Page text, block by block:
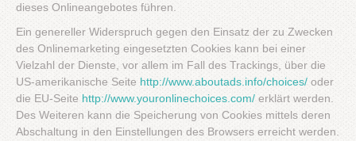
dieses Onlineangebotes führen.
Ein genereller Widerspruch gegen den Einsatz der zu Zwecken
des Onlinemarketing eingesetzten Cookies kann bei einer
Vielzahl der Dienste, vor allem im Fall des Trackings, über die
US-amerikanische Seite http://www.aboutads.info/choices/ oder
die EU-Seitehttp://www.youronlinechoices.com/ erklärt werden.
Des Weiteren kann die Speicherung von Cookies mittels deren
Abschaltung in den Einstellungen des Browsers erreicht werden.